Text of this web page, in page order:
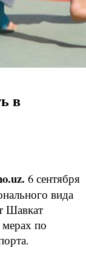
в
6 сентября
вида
Шавкат
по